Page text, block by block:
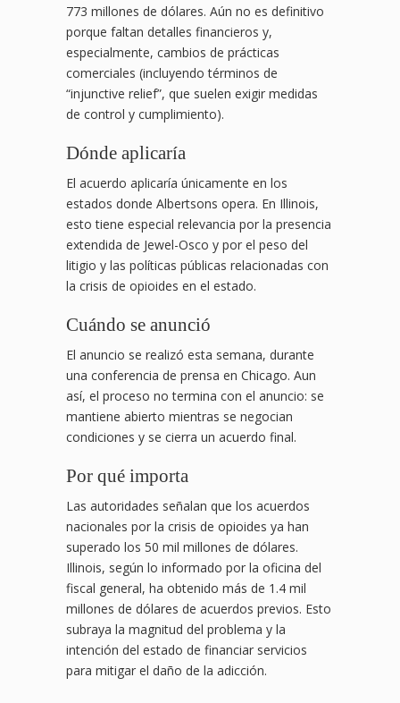
773 millones de dólares. Aún no es definitivo
porque faltan detalles financieros y,
especialmente, cambios de prácticas
comerciales (incluyendo términos de
“injunctive relief”, que suelen exigir medidas
de control y cumplimiento).
Dónde aplicaría
El acuerdo aplicaría únicamente en los
estados donde Albertsons opera. En Illinois,
esto tiene especial relevancia por la presencia
extendida de Jewel-Osco y por el peso del
litigio y las políticas públicas relacionadas con
la crisis de opioides en el estado.
Cuándo se anunció
El anuncio se realizó esta semana, durante
una conferencia de prensa en Chicago. Aun
así, el proceso no termina con el anuncio: se
mantiene abierto mientras se negocian
condiciones y se cierra un acuerdo final.
Por qué importa
Las autoridades señalan que los acuerdos
nacionales por la crisis de opioides ya han
superado los 50 mil millones de dólares.
Illinois, según lo informado por la oficina del
fiscal general, ha obtenido más de 1.4 mil
millones de dólares de acuerdos previos. Esto
subraya la magnitud del problema y la
intención del estado de financiar servicios
para mitigar el daño de la adicción.